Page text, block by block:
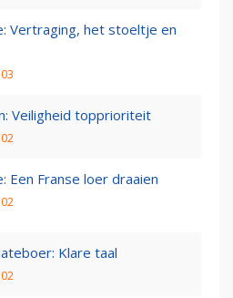
Vertraging, het stoeltje en
Veiligheid topprioriteit
Een Franse loer draaien
Klare taal